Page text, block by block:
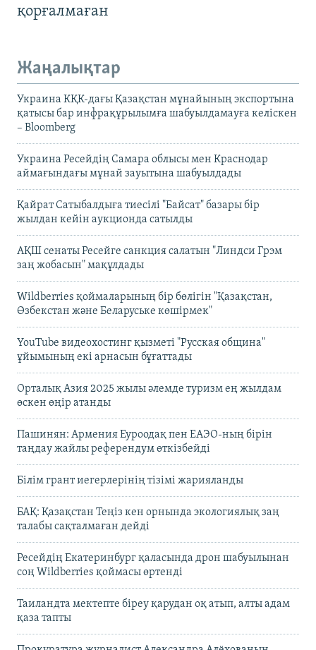
қорғалмаған
Жаңалықтар
Украина КҚК-дағы Қазақстан мұнайының экспортына
қатысы бар инфрақұрылымға шабуылдамауға келіскен
– Bloomberg
Украина Ресейдің Самара облысы мен Краснодар
аймағындағы мұнай зауытына шабуылдады
Қайрат Сатыбалдыға тиесілі "Байсат" базары бір
жылдан кейін аукционда сатылды
АҚШ сенаты Ресейге санкция салатын "Линдси Грэм
заң жобасын" мақұлдады
Wildberries қоймаларының бір бөлігін "Қазақстан,
Өзбекстан және Беларуське көшірмек"
YouTube видеохостинг қызметі "Русская община"
ұйымының екі арнасын бұғаттады
Орталық Азия 2025 жылы әлемде туризм ең жылдам
өскен өңір атанды
Пашинян: Армения Еуроодақ пен ЕАЭО-ның бірін
таңдау жайлы референдум өткізбейді
Білім грант иегерлерінің тізімі жарияланды
БАҚ: Қазақстан Теңіз кен орнында экологиялық заң
талабы сақталмаған дейді
Ресейдің Екатеринбург қаласында дрон шабуылынан
соң Wildberries қоймасы өртенді
Таиландта мектепте біреу қарудан оқ атып, алты адам
қаза тапты